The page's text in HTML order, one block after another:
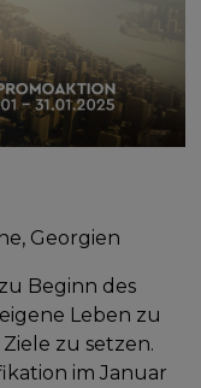
Georgien
Beginn des
Leben zu
zu setzen.
im Januar